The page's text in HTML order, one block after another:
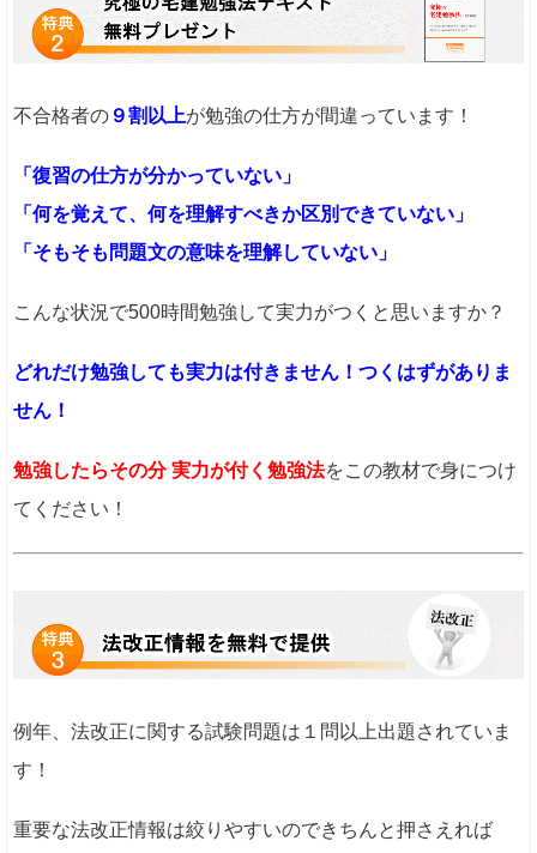
不合格者の ９割以上が勉強の仕方が間違っています！
「復習の仕方が分かっていない」
「何を覚えて、何を理解すべきか区別できていない」
「そもそも問題文の意味を理解していない」
こんな状況で500時間勉強して実力がつくと思いますか？
どれだけ勉強しても実力は付きません！つくはずがありま
せん！
勉強したらその分 実力が付く勉強法をこの教材で身につけ
てください！
例年、法改正に関する試験問題は１問以上出題されていま
す！
重要な法改正情報は絞りやすいのできちんと押さえれば